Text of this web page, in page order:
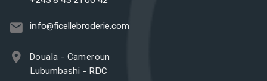
info@ficellebroderie.com
Douala - Cameroun
Lubumbashi - RDC